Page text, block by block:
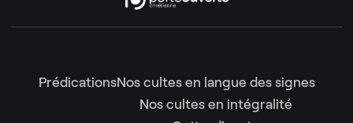
PrédicationsNos cultes en langue des signes
Nos cultes en intégralité